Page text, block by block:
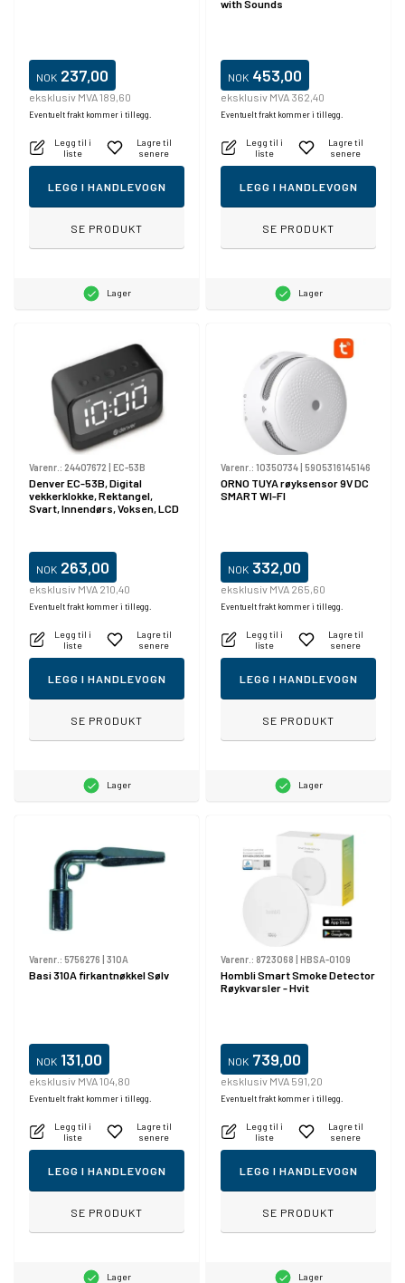
NOK 237,00
eksklusiv MVA 189,60
Eventuelt frakt kommer i tillegg.
Legg til i
liste
Lagre til
senere
LEGG I HANDLEVOGN
SE PRODUKT
Lager
with Sounds
NOK 453,00
eksklusiv MVA 362,40
Eventuelt frakt kommer i tillegg.
Legg til i
liste
Lagre til
senere
LEGG I HANDLEVOGN
SE PRODUKT
Lager
Varenr.: 24407672 EC-53B
Denver EC-53B, Digital
vekkerklokke, Rektangel,
Svart, Innendørs, Voksen, LCD
NOK 263,00
eksklusiv MVA 210,40
Eventuelt frakt kommer i tillegg.
Legg til i
liste
Lagre til
senere
LEGG I HANDLEVOGN
SE PRODUKT
Lager
Varenr.: 10350734 5905316145146
ORNO TUYA røyksensor 9V DC
SMART WI-FI
NOK 332,00
eksklusiv MVA 265,60
Eventuelt frakt kommer i tillegg.
Legg til i
liste
Lagre til
senere
LEGG I HANDLEVOGN
SE PRODUKT
Lager
Varenr.: 5756276 | 310A
Basi 310A firkantnøkkel Sølv
NOK 131,00
eksklusiv MVA 104,80
Eventuelt frakt kommer i tillegg.
Legg til i
liste
Lagre til
senere
LEGG I HANDLEVOGN
SE PRODUKT
Lager
Varenr.: 8723068 | HBSA-0109
Hombli Smart Smoke Detector
Røykvarsler - Hvit
NOK 739,00
eksklusiv MVA 591,20
Eventuelt frakt kommer i tillegg.
Legg til i
liste
Lagre til
senere
LEGG I HANDLEVOGN
SE PRODUKT
Lager